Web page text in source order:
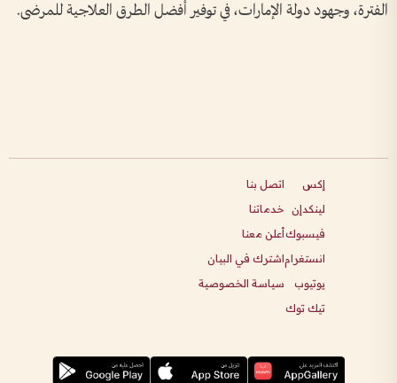
الفترة، وجهود دولة الإمارات، في توفير أفضل الطرق العلاجية للمرضى.
إكس
لينكدإن
فيسبوك
انستغرام
يوتيوب
تيك توك
اتصل بنا
خدماتنا
أعلن معنا
اشترك في البيان
سياسة الخصوصية